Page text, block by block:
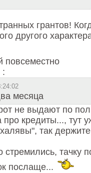
грантов!
другого
:
месяца
не выдают по пол
кредиты..., тут
так держите
стремились, тачку
послаще...